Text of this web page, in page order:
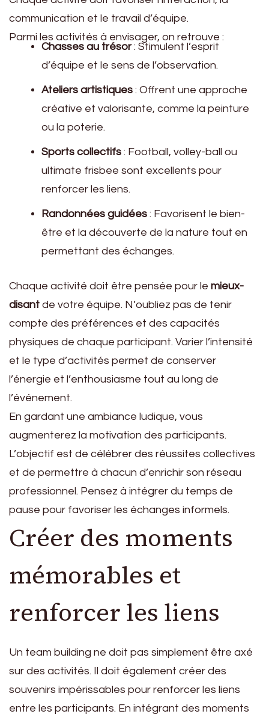
communication et le travail d’équipe.
Parmi les activités à envisager, on retrouve :
Chasses au trésor: Stimulent l’esprit
d’équipe et le sens de l’observation.
Ateliers artistiques : Offrent une approche
créative et valorisante, comme la peinture
ou la poterie.
Sports collectifs : Football, volley-ball ou
ultimate frisbee sont excellents pour
renforcer les liens.
Randonnées guidées : Favorisent le bien-
être et la découverte de la nature tout en
permettant des échanges.
Chaque activité doit être pensée pour le mieux-
disant de votre équipe. N’oubliez pas de tenir
compte des préférences et des capacités
physiques de chaque participant. Varier l’intensité
et le type d’activités permet de conserver
l’énergie et l’enthousiasme tout au long de
l’événement.
En gardant une ambiance ludique, vous
augmenterez la motivation des participants.
L’objectif est de célébrer des réussites collectives
et de permettre à chacun d’enrichir son réseau
professionnel. Pensez à intégrer du temps de
pause pour favoriser les échanges informels.
Créer des moments
mémorables et
renforcer les liens
Un team building ne doit pas simplement être axé
sur des activités. Il doit également créer des
souvenirs impérissables pour renforcer les liens
entre les participants. En intégrant des moments